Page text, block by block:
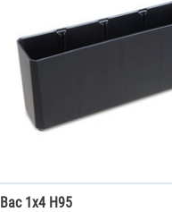
Bac 1x4 H95